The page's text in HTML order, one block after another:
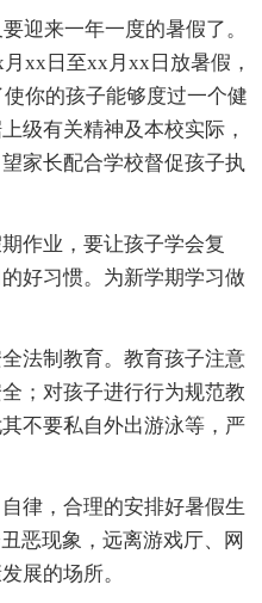
迎来一年一度的暑假了。
xx日至xx月xx日放暑假，
你的孩子能够度过一个健
级有关精神及本校实际，
家长配合学校督促孩子执
作业，要让孩子学会复
好习惯。为新学期学习做
法制教育。教育孩子注意
；对孩子进行行为规范教
不要私自外出游泳等，严
律，合理的安排好暑假生
恶现象，远离游戏厅、网
展的场所。